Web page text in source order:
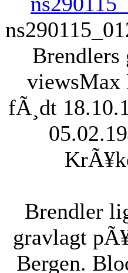
Brendlers
viewsMax
fÃ¸dt
Brendler
gravlagt
Bergen.